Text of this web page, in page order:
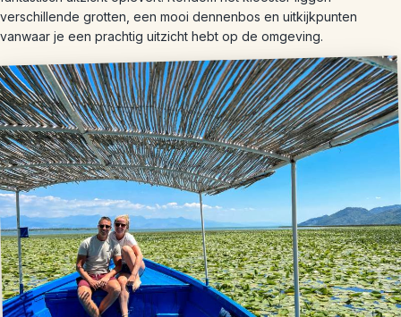
verschillende grotten, een mooi dennenbos en uitkijkpunten
vanwaar je een prachtig uitzicht hebt op de omgeving.